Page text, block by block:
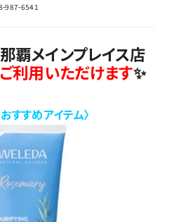
987-6541
覇メインプレイス店
利用いただけます✨
すすめアイテム〉